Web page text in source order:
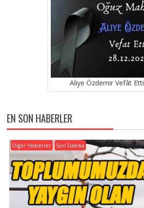
Aliye Özdemir Vefât Etti
EN SON HABERLER
Diğer Haberler Son Dakika